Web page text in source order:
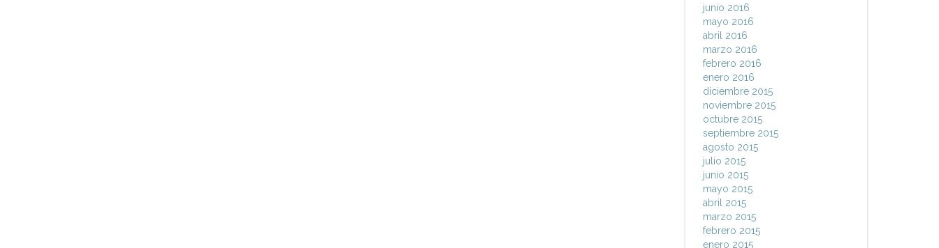
junio 2016
mayo 2016
abril 2016
marzo 2016
febrero 2016
enero 2016
diciembre 2015
noviembre 2015
octubre 2015
septiembre 2015
agosto 2015
julio 2015
junio 2015
mayo 2015
abril 2015
marzo 2015
febrero 2015
enero 2015